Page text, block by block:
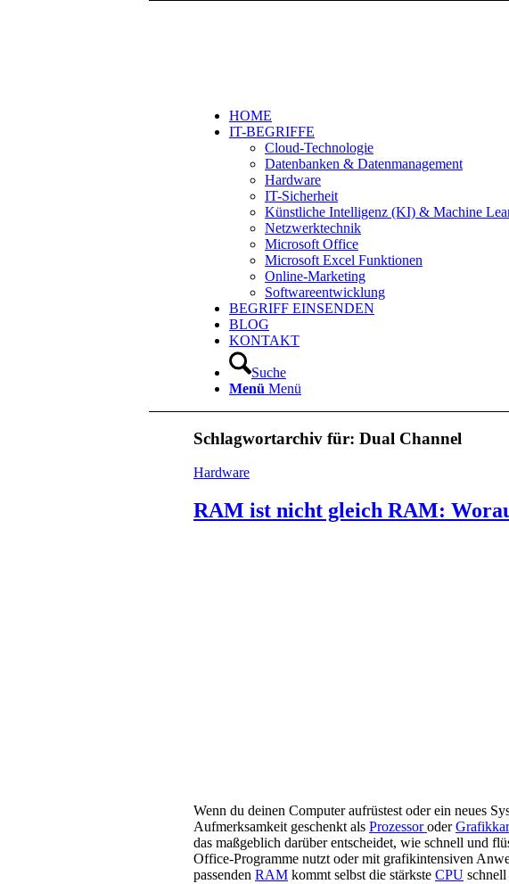
HOME
IT-BEGRIFFE
Cloud-Technologie
Datenbanken & Datenmanagement
Hardware
IT-Sicherheit
Künstliche Intelligenz (KI) & Machine
Netzwerktechnik
Microsoft Office
Microsoft Excel Funktionen
Online-Marketing
Softwareentwicklung
BEGRIFF EINSENDEN
BLOG
KONTAKT
Suche
Menü Menü
Schlagwortarchiv für: Dual Channel
Hardware
RAM ist nicht gleich RAM:
Wenn du deinen Computer aufrüstest oder ein neues
Aufmerksamkeit geschenkt als Prozessoroder
das maßgeblich darüber entscheidet, wie schnell und
Office-Programme nutzt oder mit grafikintensiven
passenden RAM kommt selbst die stärkste CPU